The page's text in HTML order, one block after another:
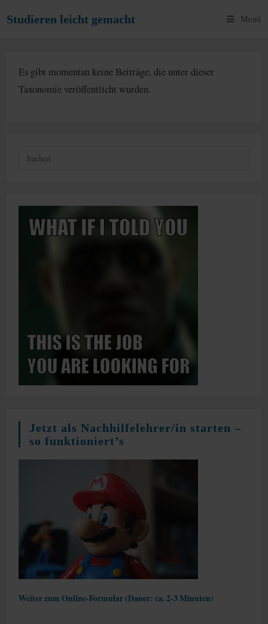
Inhalt
Studieren leicht gemacht Menü
Es gibt momentan keine Beiträge, die unter dieser
Taxonomie veröffentlicht wurden.
Jetzt als Nachhilfelehrer/in starten –
so funktioniert’s
Weiter zum Online-Formular (Dauer: ca. 2-3 Minuten)